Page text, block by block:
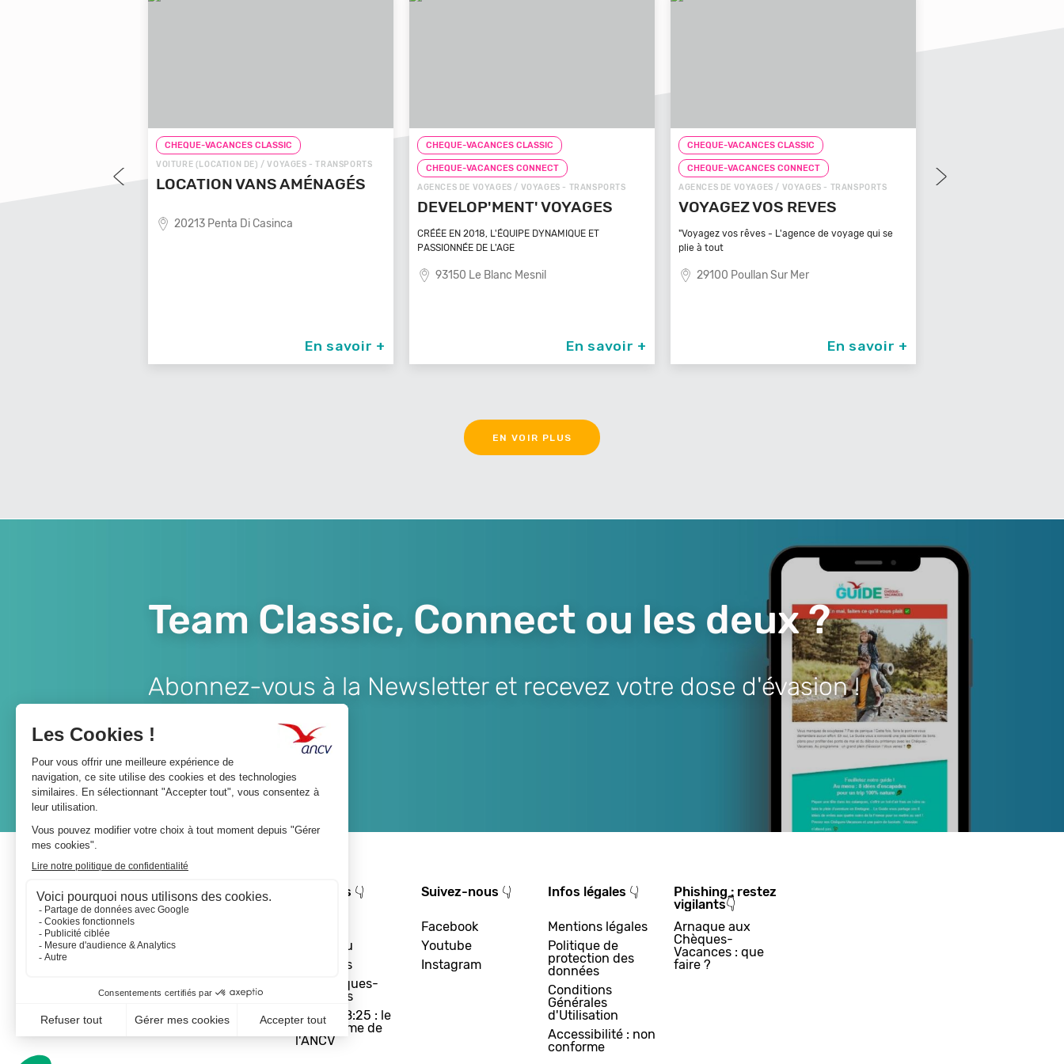
LOCALE
CHEQUE-VACANCES CLASSIC
VOITURE (LOCATION DE) / VOYAGES - TRANSPORTS
LOCATION VANS AMÉNAGÉS
20213 Penta Di Casinca
En savoir +
CHEQUE-VACANCES CLASSIC
CHEQUE-VACANCES CONNECT
AGENCES DE VOYAGES / VOYAGES - TRANSPORTS
DEVELOP'MENT' VOYAGES
CRÉÉE EN 2018, L'ÉQUIPE DYNAMIQUE ET
PASSIONNÉE DE L'AGE
93150 Le Blanc Mesnil
En savoir +
CHEQUE-VACANCES CLASSIC
CHEQUE-VACANCES CONNECT
AGENCES DE VOYAGES / VOYAGES - TRANSPORTS
VOYAGEZ VOS REVES
"Voyagez vos rêves - L'agence de voyage qui se
plie à tout
29100 Poullan Sur Mer
En savoir +
EN VOIR PLUS
Team Classic, Connect ou les deux ?
Abonnez-vous à la Newsletter et recevez votre dose d'évasion !
A propos 👇
Le réseau
Les actus
Les Chèques-
Vacances
Départ 18:25 : le
programme de
l'ANCV
Suivez-nous 👇
Facebook
Youtube
Instagram
Infos légales 👇
Mentions légales
Politique de
protection des
données
Conditions
Générales
d'Utilisation
Accessibilité : non
conforme
Phishing : restez
vigilants👇
Arnaque aux
Chèques-
Vacances : que
faire ?